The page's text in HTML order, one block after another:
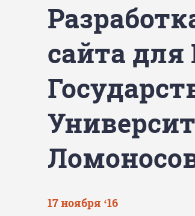
сайта для
17 ноября ‘16